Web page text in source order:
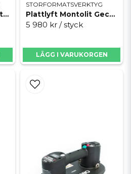
Batteridriven plattlyft Bihui LFBSL
STORFORMATSVERKTYG
Plattlyft Montolit Gecone
5 980 kr / styck
LÄGG I VARUKORGEN